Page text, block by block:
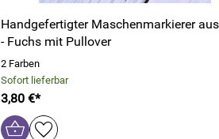
Handgefertigter Maschenmarkierer
- Fuchs mit Pullover
2 Farben
Sofort lieferbar
3,80 €*